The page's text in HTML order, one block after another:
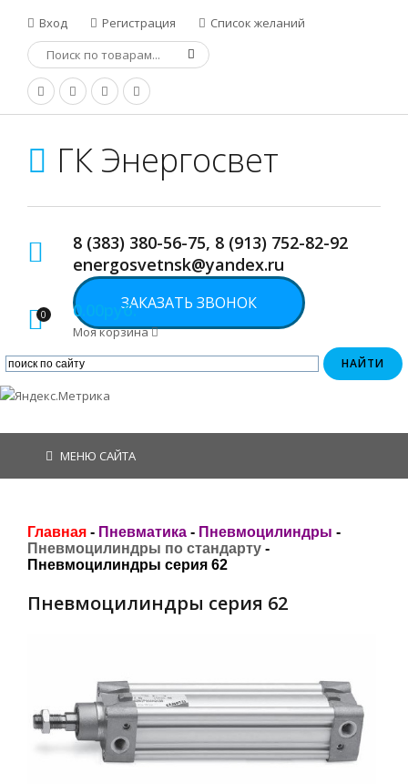
Вход Регистрация Список желаний
ГК Энергосвет
8 (383) 380-56-75, 8 (913) 752-82-92
energosvetnsk@yandex.ru
ЗАКАЗАТЬ ЗВОНОК
0 0.00руб.
Моя корзина
МЕНЮ САЙТА
Главная - Пневматика - Пневмоцилиндры -
Пневмоцилиндры по стандарту -
Пневмоцилиндры серия 62
Пневмоцилиндры серия 62